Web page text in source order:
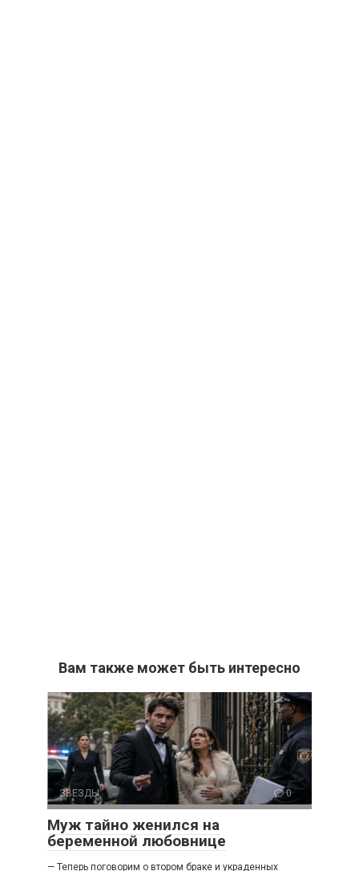
Вам также может быть интересно
ЗВЕЗДЫ 0
Муж тайно женился на
беременной любовнице
— Теперь поговорим о втором браке и украденных